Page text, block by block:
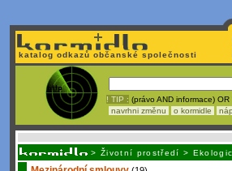
katalog odkazů občanské společnosti
! TIP : (právo AND informace)
navrhni změnu
o kormidle
> Životní prostředí >